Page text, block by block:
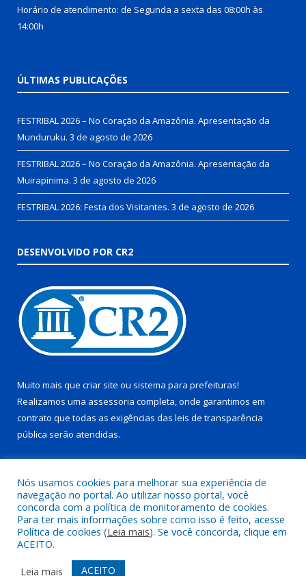
Horário de atendimento: de Segunda a sexta das 08:00h às
14:00h
ÚLTIMAS PUBLICAÇÕES
FESTRIBAL 2026 – No Coração da Amazônia. Apresentação da
Munduruku. 3 de agosto de 2026
FESTRIBAL 2026 – No Coração da Amazônia. Apresentação da
Muirapinima. 3 de agosto de 2026
FESTRIBAL 2026: Festa dos Visitantes. 3 de agosto de 2026
DESENVOLVIDO POR CR2
Muito mais que criar site ou sistema para prefeituras!
Realizamos uma assessoria completa, onde garantimos em
contrato que todas as exigências das leis de transparência
pública serão atendidas.
Todos os direitos reservados a Prefeitura Municipal de Juruti.
Mapa do Site
Acessar Área Administrativa
Nós usamos cookies para melhorar sua experiência de
navegação no portal. Ao utilizar nosso portal, você
concorda com a política de monitoramento de cookies.
Para ter mais informações sobre como isso é feito, acesse
Política de cookies (Leia mais). Se você concorda, clique em
ACEITO.
Leia mais
ACEITO